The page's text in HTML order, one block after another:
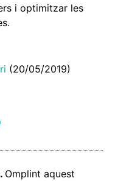
i optimitzar les
(20/05/2019)
Omplint aquest